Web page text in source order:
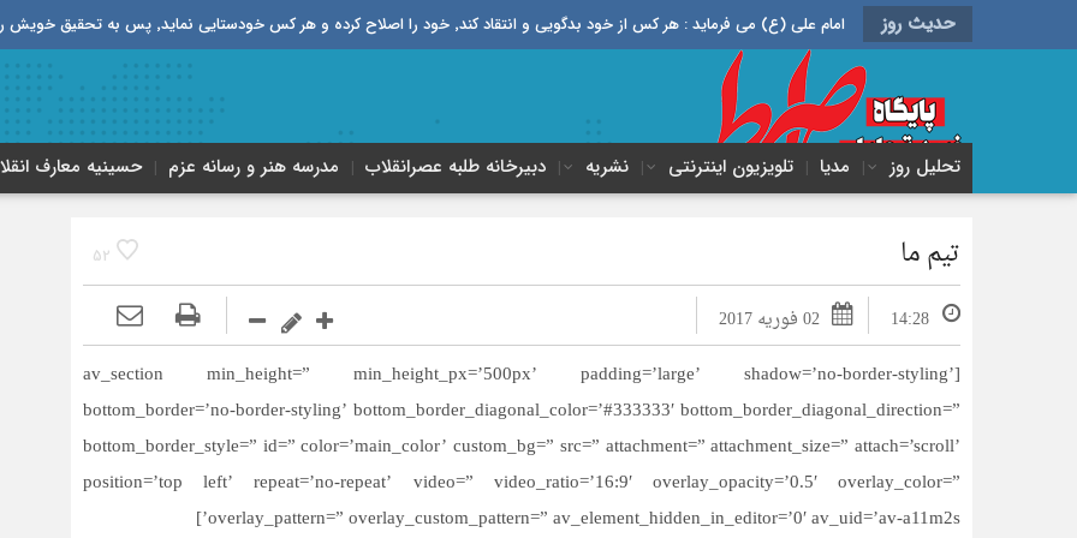
حدیث روز امام علی (ع) می فرماید : هر کس از خود بدگویی و انتقاد کند٬ خود را اصلاح کرده و هر کس خودستایی نماید٬ پس به تحقیق خویش را تباه نموده است.
تحلیل روز مدیا تلویزیون اینترنتی نشریه دبیرخانه طلبه‌ عصر‌انقلاب مدرسه هنر و رسانه عزم حسینیه معارف
52 تیم ما
14:28 02 فوریه 2017
[av_section min_height=” min_height_px=’500px’ padding=’large’ shadow=’no-border-styling’
bottom_border=’no-border-styling’ bottom_border_diagonal_color=’#333333′ bottom_border_diagonal_direction=”
bottom_border_style=” id=” color=’main_color’ custom_bg=” src=” attachment=” attachment_size=” attach=’scroll’
position=’top left’ repeat=’no-repeat’ video=” video_ratio=’16:9′ overlay_opacity=’0.5′ overlay_color=”
overlay_pattern=” overlay_custom_pattern=” av_element_hidden_in_editor=’0′ av_uid=’av-a11m2s’]